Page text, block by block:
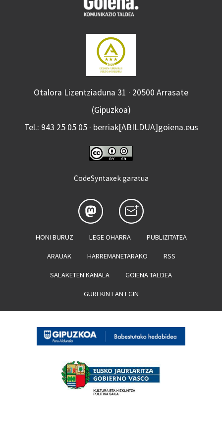
Otalora Lizentziaduna 31 · 20500 Arrasate
(Gipuzkoa)
Tel.: 943 25 05 05 · berriak[ABILDUA]goiena.eus
CodeSyntaxek garatua
HONI BURUZ LEGE OHARRA PUBLIZITATEA
ARAUAK HARREMANETARAKO RSS
SALAKETEN KANALA GOIENA TALDEA
GUREKIN LAN EGIN